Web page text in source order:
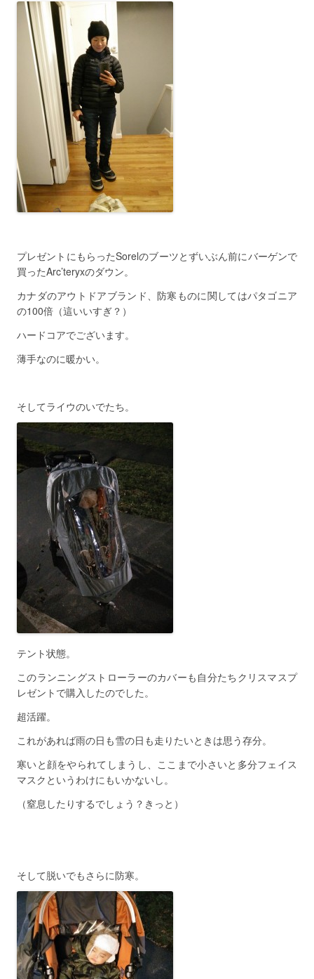
プレゼントにもらったSorelのブーツとずいぶん前にバーゲンで
買ったArc’teryxのダウン。
カナダのアウトドアブランド、防寒ものに関してはパタゴニア
の100倍（這いいすぎ？）
ハードコアでございます。
薄手なのに暖かい。
そしてライウのいでたち。
テント状態。
このランニングストローラーのカバーも自分たちクリスマスプ
レゼントで購入したのでした。
超活躍。
これがあれば雨の日も雪の日も走りたいときは思う存分。
寒いと顔をやられてしまうし、ここまで小さいと多分フェイス
マスクというわけにもいかないし。
（窒息したりするでしょう？きっと）
そして脱いでもさらに防寒。